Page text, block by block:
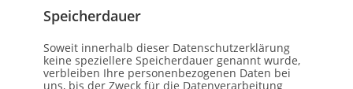
Speicherdauer
Soweit innerhalb dieser Datenschutzerklärung
keine speziellere Speicherdauer genannt wurde,
verbleiben Ihre personenbezogenen Daten bei
uns, bis der Zweck für die Datenverarbeitung